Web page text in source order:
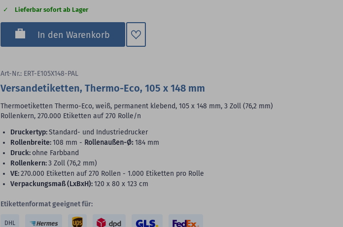
Lieferbar sofort ab Lager
In den Warenkorb
Zum
Art-Nr.: ERT-E105X148-PAL
Versandetiketten, Thermo-Eco, 105 x 148 mm
Thermoetiketten Thermo-Eco, weiß, permanent klebend, 105 x 148 mm, 3 Zoll (76,2 mm)
Rollenkern, 270.000 Etiketten auf 270 Rolle/n
Druckertyp:Standard- und Industriedrucker
Rollenbreite:108 mm - Rollenaußen-Ø:184 mm
Druck: ohne Farbband
Rollenkern:3 Zoll (76,2 mm)
VE:270.000 Etiketten auf 270 Rollen - 1.000 Etiketten pro Rolle
Verpackungsmaß (LxBxH):120 x 80 x 123 cm
Etikettenformat geeignet für:
DHL